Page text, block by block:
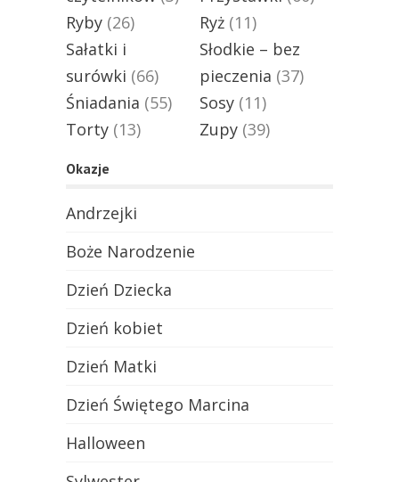
Ryby (26) Ryż (11)
Sałatki i
surówki (66)
Słodkie – bez
pieczenia (37)
Śniadania (55) Sosy (11)
Torty (13) Zupy (39)
Okazje
Andrzejki
Boże Narodzenie
Dzień Dziecka
Dzień kobiet
Dzień Matki
Dzień Świętego Marcina
Halloween